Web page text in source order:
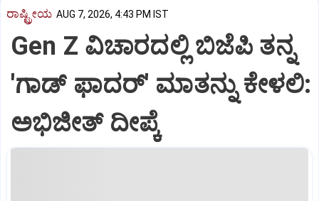
ರಾಷ್ಟ್ರೀಯ AUG 7, 2026, 4:43 PM IST
Gen Z ವಿಚಾರದಲ್ಲಿ ಬಿಜೆಪಿ ತನ್ನ
'ಗಾಡ್ ಫಾದರ್' ಮಾತನ್ನು ಕೇಳಲಿ:
ಅಭಿಜೀತ್ ದೀಪ್ಕೆ